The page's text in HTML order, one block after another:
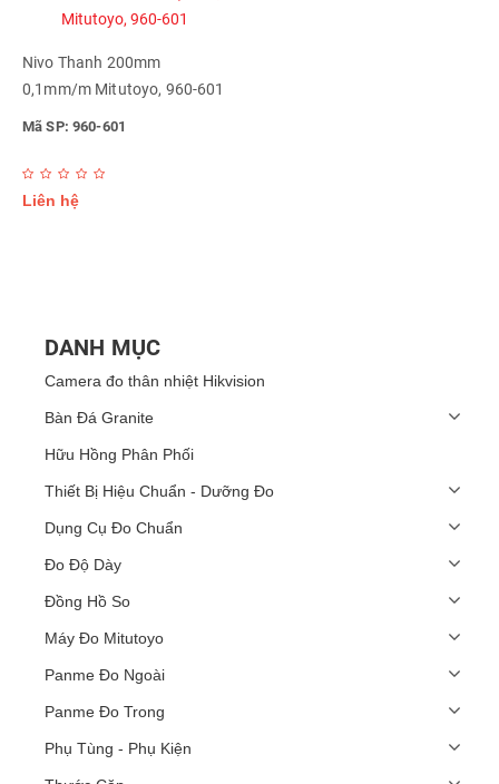
Nivo Thanh 200mm
0,1mm/m Mitutoyo, 960-601
Mã SP: 960-601
Liên hệ
DANH MỤC
Camera đo thân nhiệt Hikvision
Bàn Đá Granite
Hữu Hồng Phân Phối
Thiết Bị Hiệu Chuẩn - Dưỡng Đo
Dụng Cụ Đo Chuẩn
Đo Độ Dày
Đồng Hồ So
Máy Đo Mitutoyo
Panme Đo Ngoài
Panme Đo Trong
Phụ Tùng - Phụ Kiện